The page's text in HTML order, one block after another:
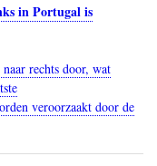
in Portugal is
rechts door, wat
veroorzaakt door de